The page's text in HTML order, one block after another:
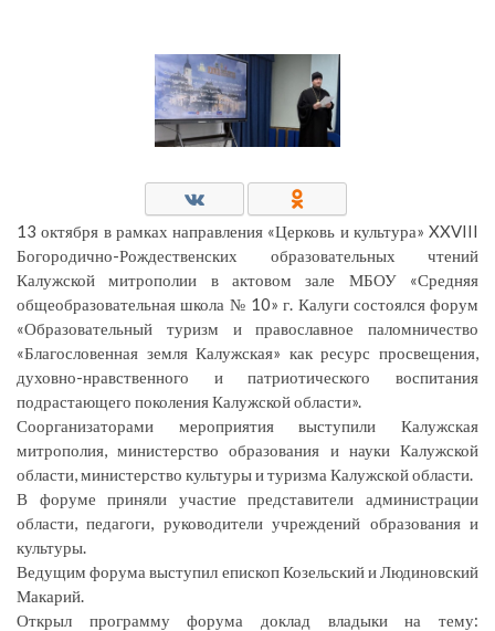
13 октября в рамках направления «Церковь и культура» XXVIII
Богородично-Рождественских образовательных чтений
Калужской митрополии в актовом зале МБОУ «Средняя
общеобразовательная школа № 10» г. Калуги состоялся форум
«Образовательный туризм и православное паломничество
«Благословенная земля Калужская» как ресурс просвещения,
духовно-нравственного и патриотического воспитания
подрастающего поколения Калужской области».
Соорганизаторами мероприятия выступили Калужская
митрополия, министерство образования и науки Калужской
области, министерство культуры и туризма Калужской области.
В форуме приняли участие представители администрации
области, педагоги, руководители учреждений образования и
культуры.
Ведущим форума выступил епископ Козельский и Людиновский
Макарий.
Открыл программу форума доклад владыки на тему: